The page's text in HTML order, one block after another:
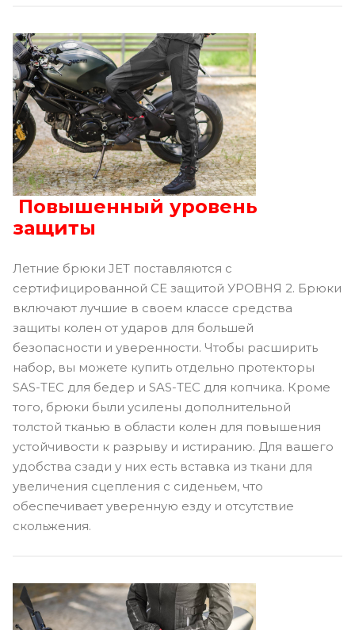
Повышенный уровень
защиты
Летние брюки JET поставляются с
сертифицированной CE защитой УРОВНЯ 2. Брюки
включают лучшие в своем классе средства
защиты колен от ударов для большей
безопасности и уверенности. Чтобы расширить
набор, вы можете купить отдельно протекторы
SAS-TEC для бедер и SAS-TEC для копчика. Кроме
того, брюки были усилены дополнительной
толстой тканью в области колен для повышения
устойчивости к разрыву и истиранию. Для вашего
удобства сзади у них есть вставка из ткани для
увеличения сцепления с сиденьем, что
обеспечивает уверенную езду и отсутствие
скольжения.